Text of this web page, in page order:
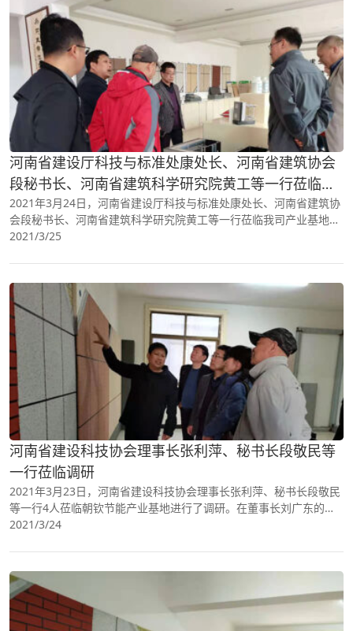
河南省建设厅科技与标准处康处长、河南省建筑协会
段秘书长、河南省建筑科学研究院黄工等一行莅临考
察
2021年3月24日，河南省建设厅科技与标准处康处长、河南省建筑协
会段秘书长、河南省建筑科学研究院黄工等一行莅临我司产业基地，
考察免拆复合保温模板及石墨改性水泥基保温板的生
2021/3/25
河南省建设科技协会理事长张利萍、秘书长段敬民等
一行莅临调研
2021年3月23日，河南省建设科技协会理事长张利萍、秘书长段敬民
等一行4人莅临朝钦节能产业基地进行了调研。在董事长刘广东的陪
同下，先后参观了公司产品展示厅、生产车间、成品
2021/3/24